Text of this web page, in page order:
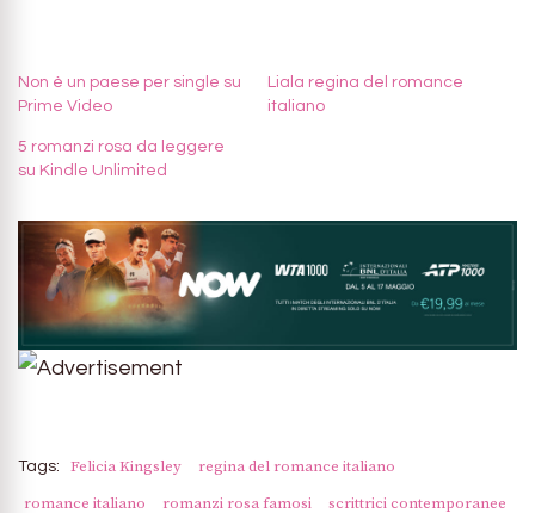
Non è un paese per single su
Prime Video
Liala regina del romance
italiano
5 romanzi rosa da leggere
su Kindle Unlimited
Tags: Felicia Kingsley
regina del romance italiano
romance italiano
romanzi rosa famosi
scrittrici contemporanee